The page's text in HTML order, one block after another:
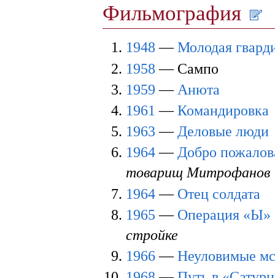
Фильмография
1948 —Молодая
1958 — Сампо
1959 — Анюта
1961 —Командировка
1963 — Деловые люди
1964— Добро
товарищ Митрофанов
1964— Отец солдата
1965 — Операция «Ы»
стройке
1966—Неуловимые